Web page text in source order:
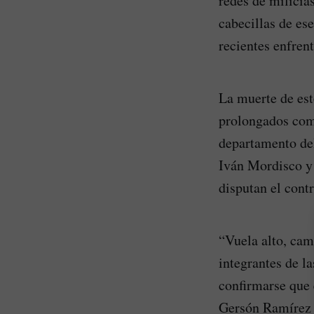
cabecillas de
recientes
La muerte de
prolongados
departamento
Iván Mordisco
disputan el
“Vuela alto,
integrantes de
confirmarse
Gersón